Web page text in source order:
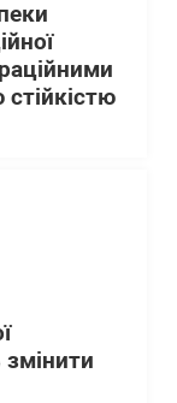
змінити